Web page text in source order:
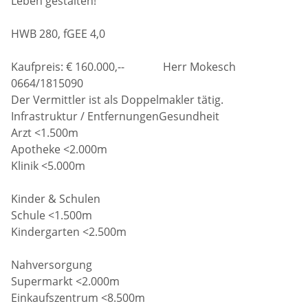
HWB 280, fGEE 4,0
Kaufpreis: € 160.000,-- Herr Mokesch
0664/1815090
Der Vermittler ist als Doppelmakler tätig.
Infrastruktur / EntfernungenGesundheit
Arzt <1.500m
Apotheke <2.000m
Klinik <5.000m
Kinder & Schulen
Schule <1.500m
Kindergarten <2.500m
Nahversorgung
Supermarkt <2.000m
Einkaufszentrum <8.500m